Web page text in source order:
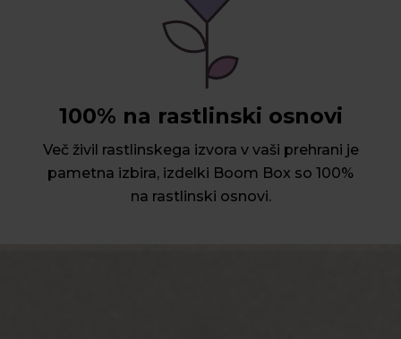
100% na rastlinski osnovi
Več živil rastlinskega izvora v vaši prehrani je
pametna izbira, izdelki Boom Box so 100%
na rastlinski osnovi.